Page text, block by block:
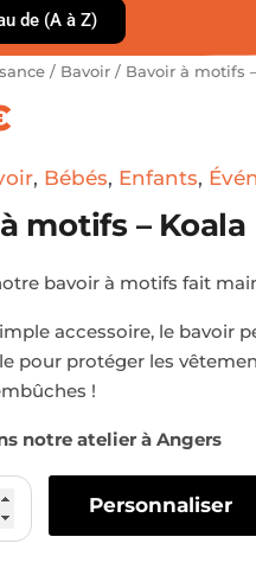
de (A à Z)
/ Bavoir/ Bavoir à motifs
, Bébés, Enfants,
motifs – Koala
bavoir à motifs fait
accessoire, le bavoir
pour protéger les
!
notre atelier à Angers
Personnaliser